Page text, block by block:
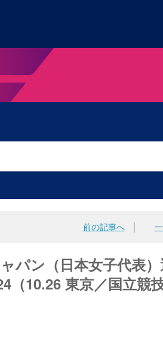
前の記事へ│
パン（日本女子代表
（10.26 東京／国立競技